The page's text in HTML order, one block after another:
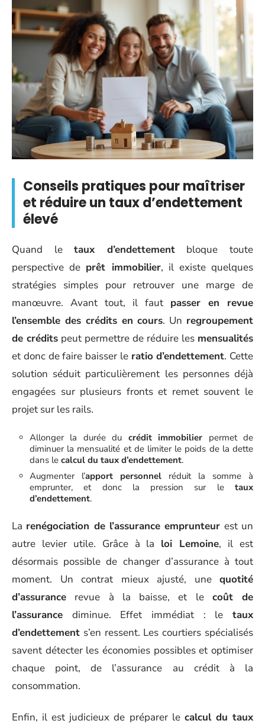
Conseils pratiques pour maîtriser
et réduire un taux d’endettement
élevé
Quand letaux d’endettementbloque toute
perspective de prêt immobilier, il existe quelques
stratégies simples pour retrouver une marge de
manœuvre. Avant tout, il faut passer en revue
l’ensemble des crédits en cours. Un regroupement
de crédits peut permettre de réduire les mensualités
et donc de faire baisser le ratio d’endettement. Cette
solution séduit particulièrement les personnes déjà
engagées sur plusieurs fronts et remet souvent le
projet sur les rails.
Allonger la durée du crédit immobilier permet de
diminuer la mensualité et de limiter le poids de la dette
dans le calcul du taux d’endettement.
Augmenter l’apport personnel réduit la somme à
emprunter, et donc la pression sur le taux
d’endettement.
La renégociation de l’assurance emprunteur est un
autre levier utile. Grâce à la loi Lemoine, il est
désormais possible de changer d’assurance à tout
moment. Un contrat mieux ajusté, une quotité
d’assurance revue à la baisse, et le coût de
l’assurance diminue. Effet immédiat : le taux
d’endettement s’en ressent. Les courtiers spécialisés
savent détecter les économies possibles et optimiser
chaque point, de l’assurance au crédit à la
consommation.
Enfin, il est judicieux de préparer le calcul du taux